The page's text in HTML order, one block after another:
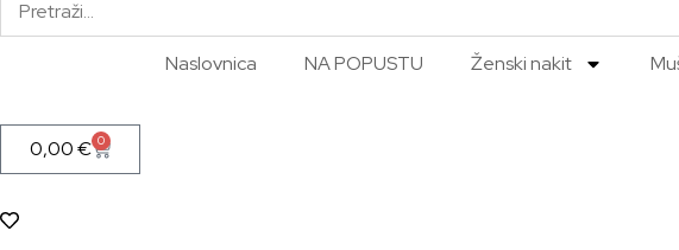
Naslovnica NA POPUSTU Ženski nakit
0,00€ 0